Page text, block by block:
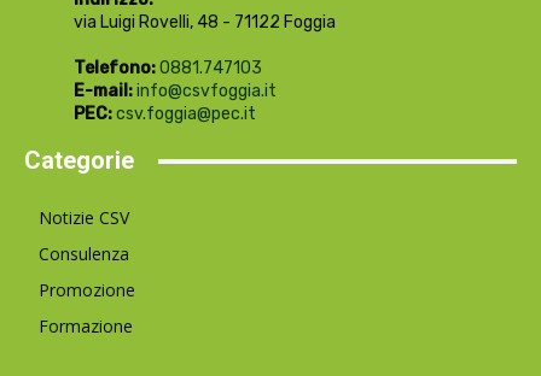
via Luigi Rovelli, 48 - 71122 Foggia
Telefono:0881.747103
E-mail:info@csvfoggia.it
PEC:csv.foggia@pec.it
Categorie
Notizie CSV
Consulenza
Promozione
Formazione